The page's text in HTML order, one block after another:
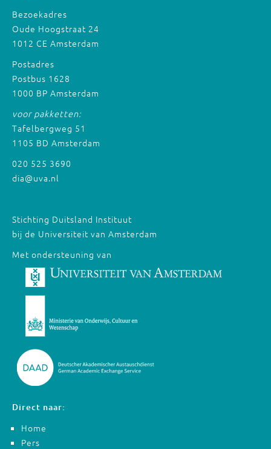
Bezoekadres
Oude Hoogstraat 24
1012 CE Amsterdam
Postadres
Postbus 1628
1000 BP Amsterdam
voor pakketten:
Tafelbergweg 51
1105 BD Amsterdam
020 525 3690
dia@uva.nl
Stichting Duitsland Instituut
bij de Universiteit van Amsterdam
Met ondersteuning van
Direct naar:
Home
Pers